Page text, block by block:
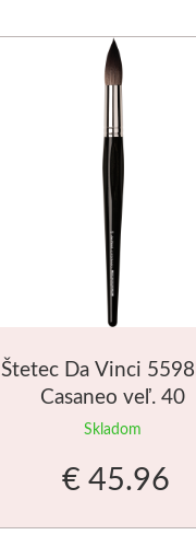
Štetec Da Vinci
Casaneo veľ. 40
Skladom
€ 45.96